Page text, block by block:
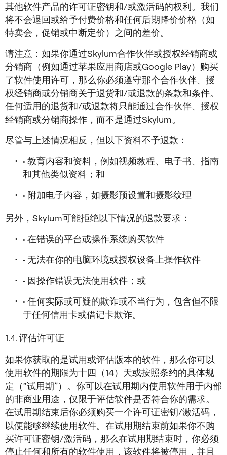
其他软件产品的许可证密钥和/或激活码的权利。我们
将不会退回或给予付费价格和任何后期降价价格（如
特卖会，促销或中断定价）之间的差价。
请注意：如果你通过Skylum合作伙伴或授权经销商或
分销商（例如通过苹果应用商店或Google Play）购买
了软件使用许可，那么你必须遵守那个合作伙伴、授
权经销商或分销商关于退货和/或退款的条款和条件。
任何适用的退货和/或退款将只能通过合作伙伴、授权
经销商或分销商操作，而不是通过Skylum。
尽管与上述情况相反，但以下资料不予退款：
• 教育内容和资料，例如视频教程、电子书、指南
和其他类似资料；和
• 附加电子内容，如摄影预设置和摄影纹理
另外，Skylum可能拒绝以下情况的退款要求：
• 在错误的平台或操作系统购买软件
• 无法在你的电脑环境或授权设备上操作软件
• 因操作错误无法使用软件；或
• 任何实际或可疑的欺诈或不当行为，包含但不限
于任何信用卡或借记卡欺诈。
评估许可证
如果你获取的是试用或评估版本的软件，那么你可以
使用软件的期限为十四（14）天或按照条约的具体规
定（“试用期”）。你可以在试用期内使用软件用于内部
的非商业用途，仅限于评估软件是否符合你的需求。
在试用期结束后你必须购买一个许可证密钥/激活码，
以便能够继续使用软件。在试用期结束前如果你不购
买许可证密钥/激活码，那么在试用期结束时，你必须
停止任何和所有的软件使用，该软件将被停用，并且